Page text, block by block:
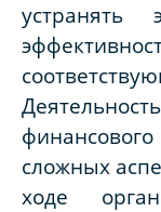
устранять
сложных
ходе